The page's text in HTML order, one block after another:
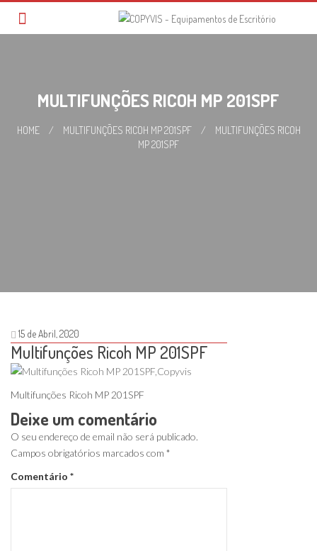
MULTIFUNÇÕES RICOH MP 201SPF
HOME / MULTIFUNÇÕES RICOH MP 201SPF /
MULTIFUNÇÕES RICOH
MP 201SPF
15 de Abril, 2020
Multifunções Ricoh MP 201SPF
Multifunções Ricoh MP 201SPF
Deixe um comentário
O seu endereço de email não será publicado.
Campos obrigatórios marcados com *
Comentário *